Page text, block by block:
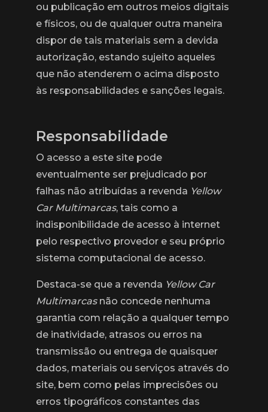
ou publicação em outros meios digitais
e físicos, ou de qualquer outra maneira
dispor de tais materiais sem a devida
autorização, estando sujeito aqueles
que não atenderem o acima disposto
às responsabilidades e sanções legais.
Responsabilidade
O acesso a este site pode
eventualmente ser prejudicado por
falhas não atribuídas a revenda Yellow
Car Multimarcas, tais como a
indisponibilidade de acesso à internet
pelo respectivo provedor e seu próprio
sistema computacional de acesso.
Destaca-se que a revenda Yellow Car
Multimarcasnão concede nenhuma
garantia com relação a qualquer tempo
de inatividade, atrasos ou erros na
transmissão ou entrega de quaisquer
dados, materiais ou serviços através do
site, bem como pelas imprecisões ou
erros tipográficos constantes das